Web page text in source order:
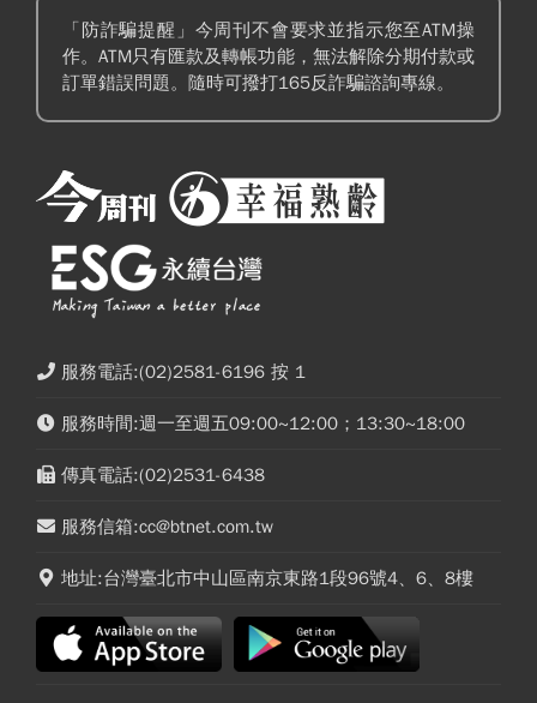
「防詐騙提醒」今周刊不會要求並指示您至ATM操
作。ATM只有匯款及轉帳功能，無法解除分期付款或
訂單錯誤問題。隨時可撥打165反詐騙諮詢專線。
服務電話:(02)2581-6196 按 1
服務時間:週一至週五09:00~12:00；13:30~18:00
傳真電話:(02)2531-6438
服務信箱:cc@btnet.com.tw
地址:台灣臺北市中山區南京東路1段96號4、6、8樓